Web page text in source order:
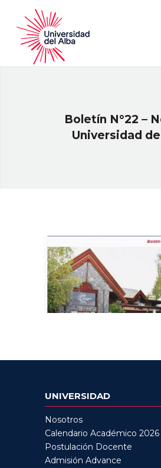
Boletín N°22 –
Universidad
UNIVERSIDAD
Nosotros
Calendario Académico 2026
Postulación Docente
Admisión Advance